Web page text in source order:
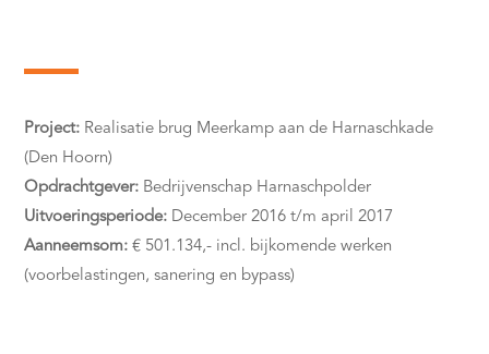
Project: Realisatie brug Meerkamp aan de Harnaschkade
(Den Hoorn)
Opdrachtgever: Bedrijvenschap Harnaschpolder
Uitvoeringsperiode: December 2016 t/m april 2017
Aanneemsom: € 501.134,- incl. bijkomende werken
(voorbelastingen, sanering en bypass)